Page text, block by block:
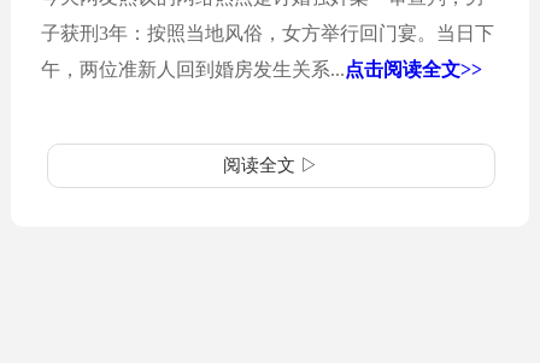
子获刑3年：按照当地风俗，女方举行回门宴。当日下
午，两位准新人回到婚房发生关系...点击阅读全文>>
阅读全文 ▷